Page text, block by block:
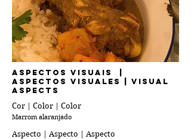
ASPECTOS VISUAIS |
Aspectos Visuales | Visual
Aspects
Cor | Color | Color
Marrom alaranjado
Aspecto | Aspecto | Aspecto